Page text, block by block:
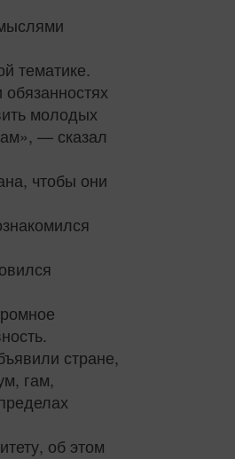
тематике.
молодых
— сказал
чтобы они
стране,
гам,
об этом